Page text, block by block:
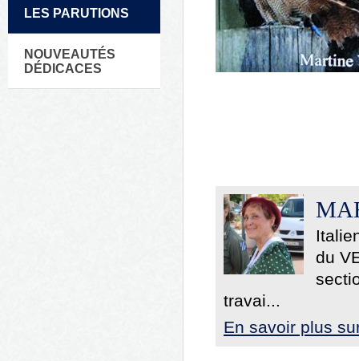
LES PARUTIONS
NOUVEAUTÉS
DÉDICACES
du
travai...
En savoir plus